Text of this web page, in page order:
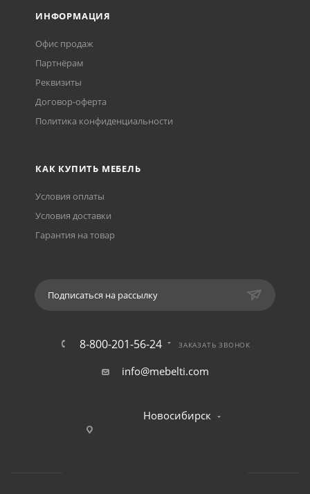
ИНФОРМАЦИЯ
Офис продаж
Партнёрам
Реквизиты
Договор-оферта
Политика конфиденциальности
КАК КУПИТЬ МЕБЕЛЬ
Условия оплаты
Условия доставки
Гарантия на товар
Подписаться на рассылку
8-800-201-56-24 ЗАКАЗАТЬ ЗВОНОК
info@mebelti.com
Новосибирск